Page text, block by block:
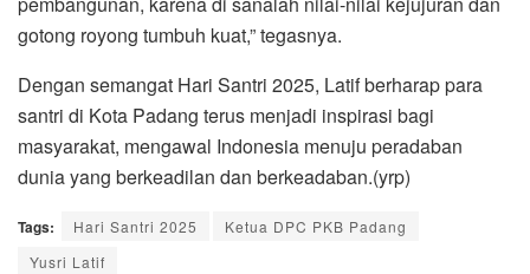
gotong royong tumbuh kuat,” tegasnya.
Dengan semangat Hari Santri 2025, Latif berharap para
santri di Kota Padang terus menjadi inspirasi bagi
masyarakat, mengawal Indonesia menuju peradaban
dunia yang berkeadilan dan berkeadaban.(yrp)
Tags: Hari Santri 2025
Ketua DPC PKB Padang
Yusri Latif